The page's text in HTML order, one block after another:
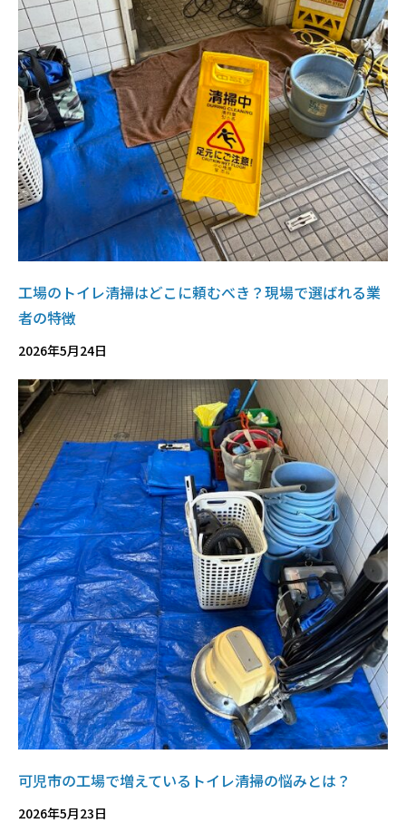
工場のトイレ清掃はどこに頼むべき？現場で選ばれる業
者の特徴
2026年5月24日
可児市の工場で増えているトイレ清掃の悩みとは？
2026年5月23日